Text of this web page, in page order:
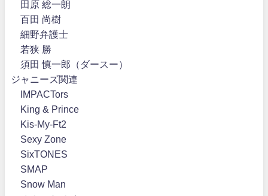
田原 総一朗
百田 尚樹
細野弁護士
若狭 勝
須田 慎一郎（ダースー）
ジャニーズ関連
IMPACTors
King & Prince
Kis-My-Ft2
Sexy Zone
SixTONES
SMAP
Snow Man